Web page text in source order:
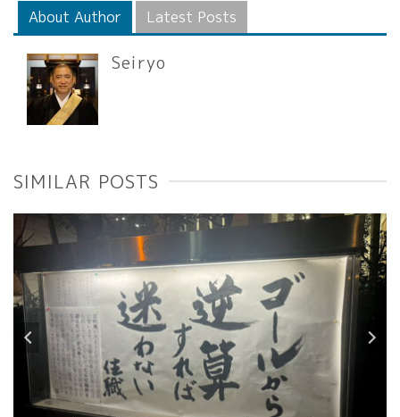
About Author Latest Posts
Seiryo
SIMILAR POSTS